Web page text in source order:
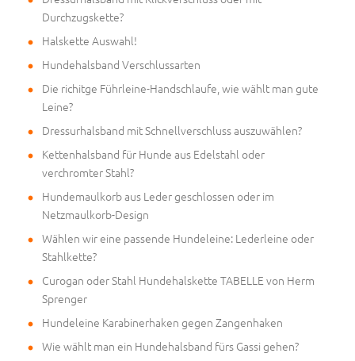
Durchzugskette?
Halskette Auswahl!
Hundehalsband Verschlussarten
Die richitge Führleine-Handschlaufe, wie wählt man gute
Leine?
Dressurhalsband mit Schnellverschluss auszuwählen?
Kettenhalsband für Hunde aus Edelstahl oder
verchromter Stahl?
Hundemaulkorb aus Leder geschlossen oder im
Netzmaulkorb-Design
Wählen wir eine passende Hundeleine: Lederleine oder
Stahlkette?
Curogan oder Stahl Hundehalskette TABELLE von Herm
Sprenger
Hundeleine Karabinerhaken gegen Zangenhaken
Wie wählt man ein Hundehalsband fürs Gassi gehen?